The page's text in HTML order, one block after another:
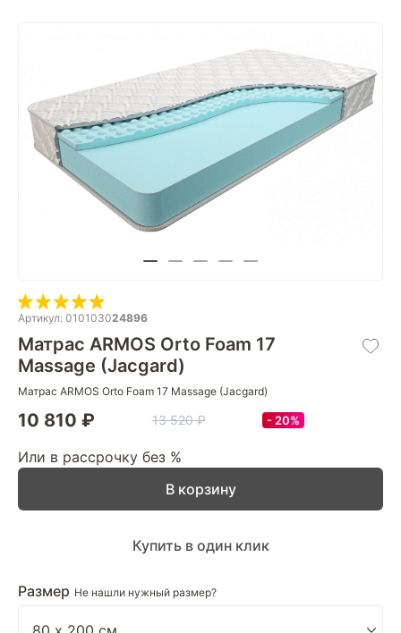
Артикул: 010103024896
Матрас ARMOS Orto Foam 17
Massage (Jacgard)
Матрас ARMOS Orto Foam 17 Massage (Jacgard)
10 810 ₽ 13 520 ₽ 20%
Или в рассрочку без %
Размер Не нашли нужный размер?
В корзину
Купить в один клик